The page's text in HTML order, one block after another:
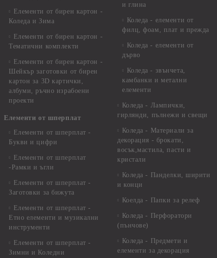
Елементи от бирен картон -
Коледа и Зима
Елементи от бирен картон -
Тематични комплекти
Елементи от бирен картон -
Шейкър заготовки от бирен
картон за 3D картички,
албуми, ръчно израбоени
проекти
Елементи от шперплат
Елементи от шперплат -
Букви и цифри
Елементи от шперплат
-Рамки и ъгли
Елементи от шперплат -
Заготовки за бижута
Елементи от шперплат -
Етно елементи и музикални
инструменти
Елементи от шперплат -
Зимни и Коледни
и глина
Коледа - елементи от
филц, фоам, плат и прежда
Коледа - елементи от
дърво
Коледа - звънчета,
камбанки и метални
елементи
Коледа - Лампички,
гирлянди, пълнежи и свещи
Коледа - Материали за
декорация - брокати,
восък,мастила, пасти и
кристали
Коледа - Панделки, ширити
и конци
Коелда - Папки за релеф
Коледа - Перфоратори
(пънчове)
Коледа - Предмети и
елементи за декорация